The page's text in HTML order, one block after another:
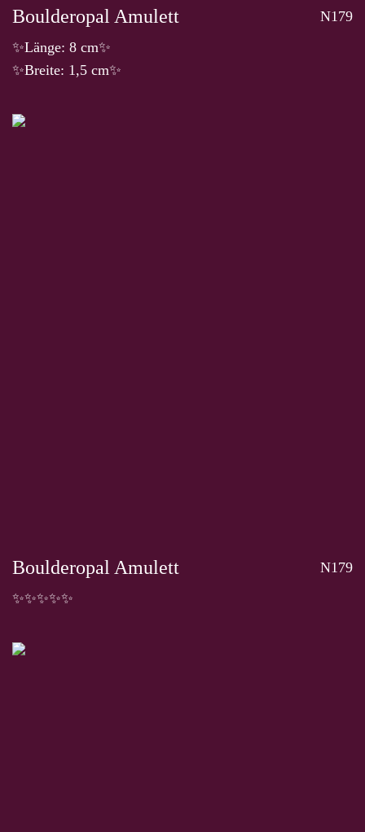
Boulderopal Amulett
N179
✨Länge: 8 cm✨
✨Breite: 1,5 cm✨
Boulderopal Amulett
N179
✨✨✨✨✨